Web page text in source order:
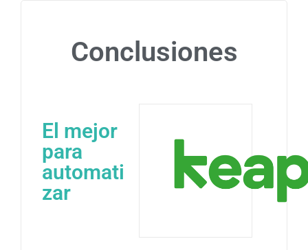
Conclusiones
El mejor
para
automati
zar